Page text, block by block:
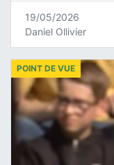
19/05/2026
Daniel Ollivier
POINT DE VUE